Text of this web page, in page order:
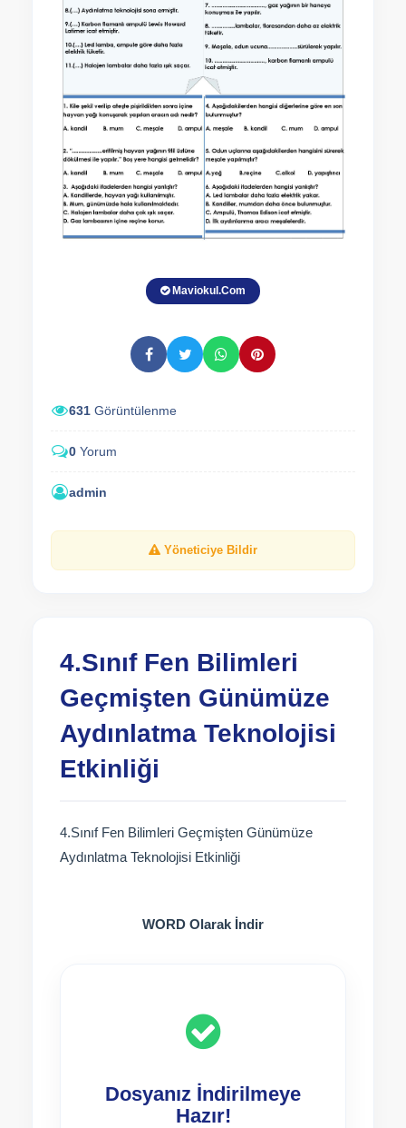
Maviokul.Com
631 Görüntülenme
0 Yorum
admin
Yöneticiye Bildir
4.Sınıf Fen Bilimleri
Geçmişten Günümüze
Aydınlatma Teknolojisi
Etkinliği
4.Sınıf Fen Bilimleri Geçmişten Günümüze
Aydınlatma Teknolojisi Etkinliği
WORD Olarak İndir
Dosyanız İndirilmeye
Hazır!